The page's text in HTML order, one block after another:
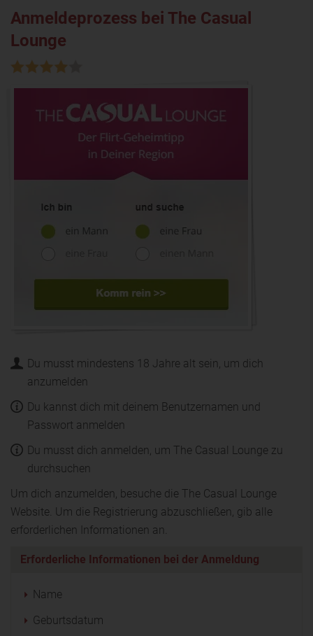
Anmeldeprozess bei The Casual
Lounge
Du musst mindestens 18 Jahre alt sein, um dich
anzumelden
Du kannst dich mit deinem Benutzernamen und
Passwort anmelden
Du musst dich anmelden, um The Casual Lounge zu
durchsuchen
Um dich anzumelden, besuche die The Casual Lounge
Website. Um die Registrierung abzuschließen, gib alle
erforderlichen Informationen an.
Erforderliche Informationen bei der Anmeldung
Name
Geburtsdatum